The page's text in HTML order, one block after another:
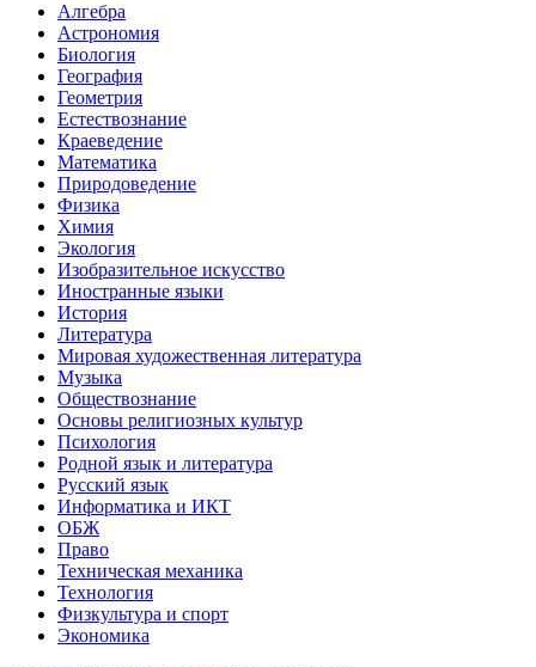
Алгебра
Астрономия
Биология
География
Геометрия
Естествознание
Краеведение
Математика
Природоведение
Физика
Химия
Экология
Изобразительное искусство
Иностранные языки
История
Литература
Мировая художественная литература
Музыка
Обществознание
Основы религиозных культур
Психология
Родной язык и литература
Русский язык
Информатика и ИКТ
ОБЖ
Право
Техническая механика
Технология
Физкультура и спорт
Экономика